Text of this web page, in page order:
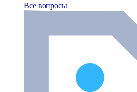
Все вопросы